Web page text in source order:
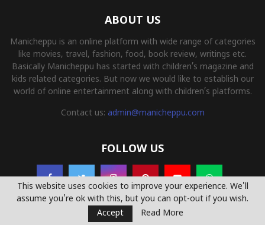
ABOUT US
Manicheppu is an online platform with wide range of categories
like movies, travel, fashion, food, book review, writings etc.
Basically Manicheppu has started with children’s magazine and
kids related categories. But now we would like to establish our
world of online entertainment along with children’s platforms.
Contact us: admin@manicheppu.com
FOLLOW US
© 2022 - Manicheppu.com All Right Reserved. Powered By
This website uses cookies to improve your experience. We'll
assume you're ok with this, but you can opt-out if you wish.
Accept
Read More